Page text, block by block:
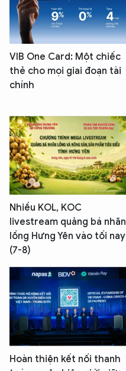
VIB One Card: Một chiếc
thẻ cho mọi giai đoạn tài
chính
Nhiều KOL, KOC
livestream quảng bá nhãn
lồng Hưng Yên vào tối nay
(7-8)
Hoàn thiện kết nối thanh